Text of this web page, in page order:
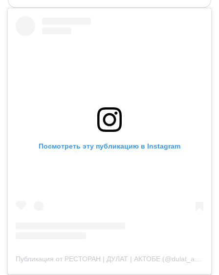
Посмотреть эту публикацию в Instagram
Публикация от РЕСТОРАН | ДУЛАТ | АКТОБЕ (@dulat_aqtobe)